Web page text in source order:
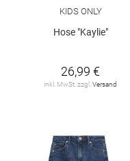
KIDS ONLY
Hose "Kaylie"
26,99 €
inkl. MwSt. zzgl. Versand